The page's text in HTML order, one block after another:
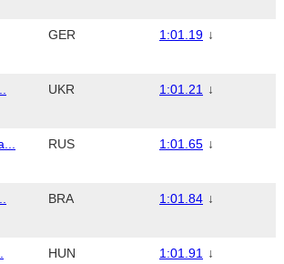
GER 1:01.19 ↓
UKR 1:01.21 ↓
RUS 1:01.65 ↓
BRA 1:01.84 ↓
HUN 1:01.91 ↓